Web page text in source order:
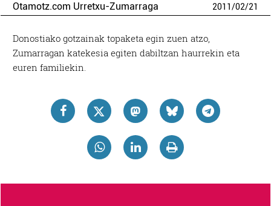
Otamotz.com Urretxu-Zumarraga 2011/02/21
Donostiako gotzainak topaketa egin zuen atzo,
Zumarragan katekesia egiten dabiltzan haurrekin eta
euren familiekin.